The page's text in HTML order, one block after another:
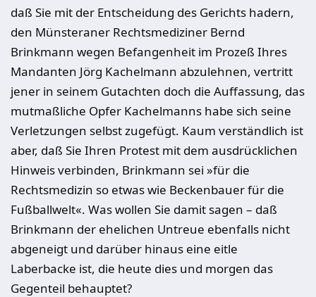
daß Sie mit der Entscheidung des Gerichts hadern,
den Münsteraner Rechtsmediziner Bernd
Brinkmann wegen Befangenheit im Prozeß Ihres
Mandanten Jörg Kachelmann abzulehnen, vertritt
jener in seinem Gutachten doch die Auffassung, das
mutmaßliche Opfer Kachelmanns habe sich seine
Verletzungen selbst zugefügt. Kaum verständlich ist
aber, daß Sie Ihren Protest mit dem ausdrücklichen
Hinweis verbinden, Brinkmann sei »für die
Rechtsmedizin so etwas wie Beckenbauer für die
Fußballwelt«. Was wollen Sie damit sagen – daß
Brinkmann der ehelichen Untreue ebenfalls nicht
abgeneigt und darüber hinaus eine eitle
Laberbacke ist, die heute dies und morgen das
Gegenteil behauptet?